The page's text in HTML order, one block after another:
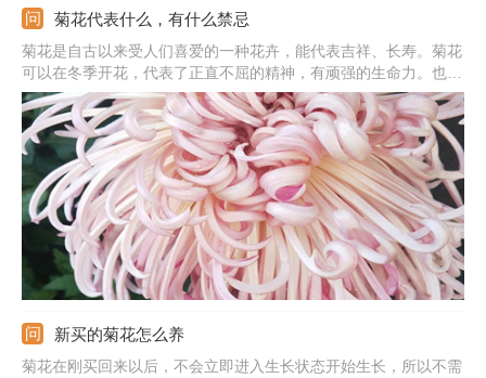
菊花代表什么，有什么禁忌
菊花是自古以来受人们喜爱的一种花卉，能代表吉祥、长寿。菊花
可以在冬季开花，代表了正直不屈的精神，有顽强的生命力。也可
以代表品行高洁的人，象征着高雅纯洁，具有骨气和独特的气节。
还能代表归隐田园，表示隐居在乡野中的悠然、恬静、惬意。不
过，菊花也代表着伤感。
新买的菊花怎么养
菊花在刚买回来以后，不会立即进入生长状态开始生长，所以不需